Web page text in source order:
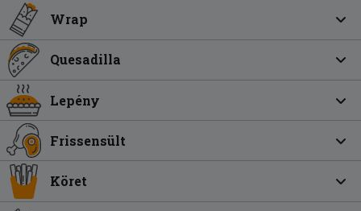
Wrap
Quesadilla
Lepény
Frissensült
Köret